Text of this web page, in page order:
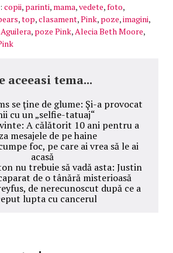
copii, parinti, mama,vedete,foto,
,top,clasament,Pink, poze,imagini,
, poze Pink,Alecia Beth Moore,
aceeasi tema...
se ţine de glume: Şi-a provocat
cu un „selfie-tatuaj“
A călătorit 10 ani pentru a
mesajele de pe haine
foc, pe care ai vrea să le ai
acasă
nu trebuie să vadă asta: Justin
de o tânără misterioasă
de nerecunoscut după ce a
lupta cu cancerul